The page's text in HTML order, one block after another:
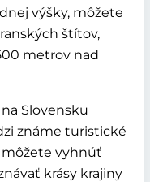
výšky, môžete
štítov,
metrov nad
Slovensku
známe turistické
môžete vyhnúť
krásy krajiny